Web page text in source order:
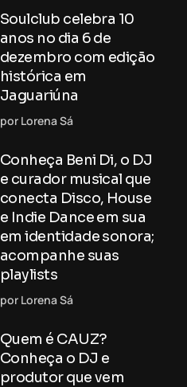
Soulclub celebra 10
anos no dia 6 de
dezembro com edição
histórica em
Jaguariúna
por Lorena Sá
Conheça Beni Di, o DJ
e curador musical que
conecta Disco, House
e Indie Dance em sua
em identidade sonora;
acompanhe suas
playlists
por Lorena Sá
Quem é CAUZ?
Conheça o DJ e
produtor que vem